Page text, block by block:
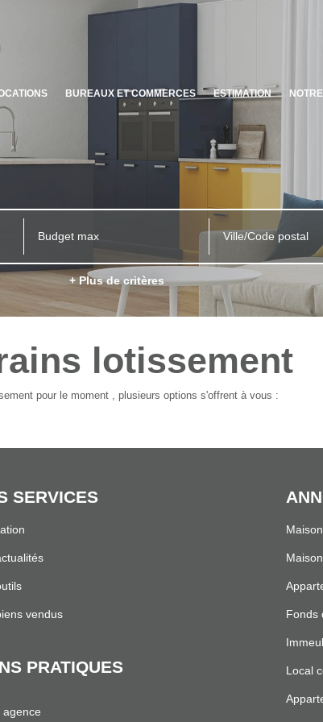
BUREAUX ET COMMERCES ESTIMATION
Ville/Code postal
+ Plus de critères
lotissement
pour le moment , plusieurs options s'offrent à vous :
SERVICES
vendus
PRATIQUES
agence
Fonds
Local